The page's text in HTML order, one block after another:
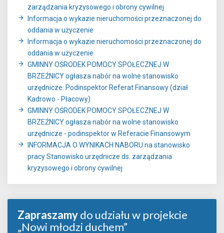
zarządzania kryzysowego i obrony cywilnej
Informacja o wykazie nieruchomości przeznaczonej do
oddania w użyczenie
Informacja o wykazie nieruchomości przeznaczonej do
oddania w użyczenie
GMINNY OŚRODEK POMOCY SPOŁECZNEJ W
BRZEŹNICY ogłasza nabór na wolne stanowisko
urzędnicze: Podinspektor Referat Finansowy (dział
Kadrowo - Płacowy)
GMINNY OŚRODEK POMOCY SPOŁECZNEJ W
BRZEŹNICY ogłasza nabór na wolne stanowisko
urzędnicze - podinspektor w Referacie Finansowym
INFORMACJA O WYNIKACH NABORU na stanowisko
pracy Stanowisko urzędnicze ds. zarządzania
kryzysowego i obrony cywilnej
Zapraszamydo udziału w projekcie
„Nowi młodzi duchem”